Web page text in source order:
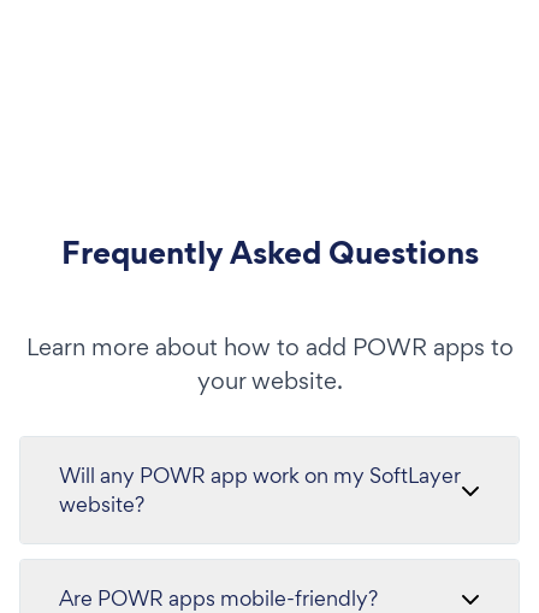
Frequently Asked Questions
Learn more about how to add POWR apps to
your website.
Will any POWR app work on my SoftLayer
website?
Are POWR apps mobile-friendly?